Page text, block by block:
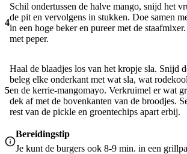
4
Schil ondertussen de halve mango, snijd het
de pit en vervolgens in stukken. Doe samen
in een hoge beker en pureer met de
met peper.
5
Haal de blaadjes los van het kropje sla. Snijd
beleg elke onderkant met wat sla, wat
en de kerrie-mangomayo. Verkruimel er wat
dek af met de bovenkanten van de broodjes.
rest van de pickle en groentechips apart erbij.
Bereidingstip
Je kunt de burgers ook 8-9 min. in een